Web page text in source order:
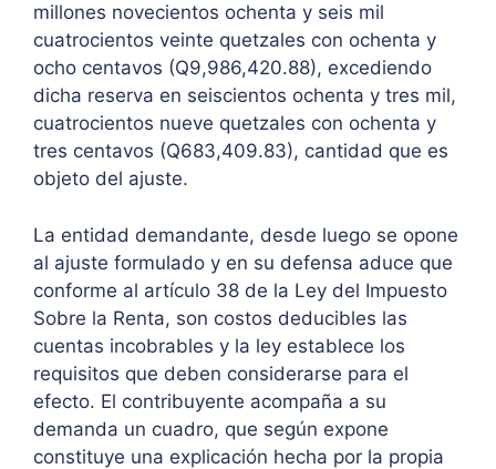
millones novecientos ochenta y seis mil
cuatrocientos veinte quetzales con ochenta y
ocho centavos (Q9,986,420.88), excediendo
dicha reserva en seiscientos ochenta y tres mil,
cuatrocientos nueve quetzales con ochenta y
tres centavos (Q683,409.83), cantidad que es
objeto del ajuste.
La entidad demandante, desde luego se opone
al ajuste formulado y en su defensa aduce que
conforme al artículo 38 de la Ley del Impuesto
Sobre la Renta, son costos deducibles las
cuentas incobrables y la ley establece los
requisitos que deben considerarse para el
efecto. El contribuyente acompaña a su
demanda un cuadro, que según expone
constituye una explicación hecha por la propia